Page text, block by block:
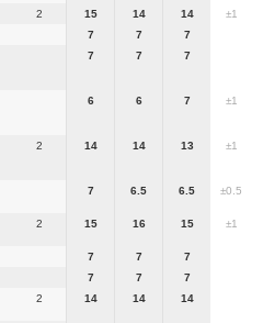
2 15 14 14
±1
7 7
7
7 7 7
6 6 7 ±1
2 14 14 13 ±1
7 6.5 6.5 ±0.5
2 15 16 15 ±1
7 7
7
7 7
7
2 14 14 14